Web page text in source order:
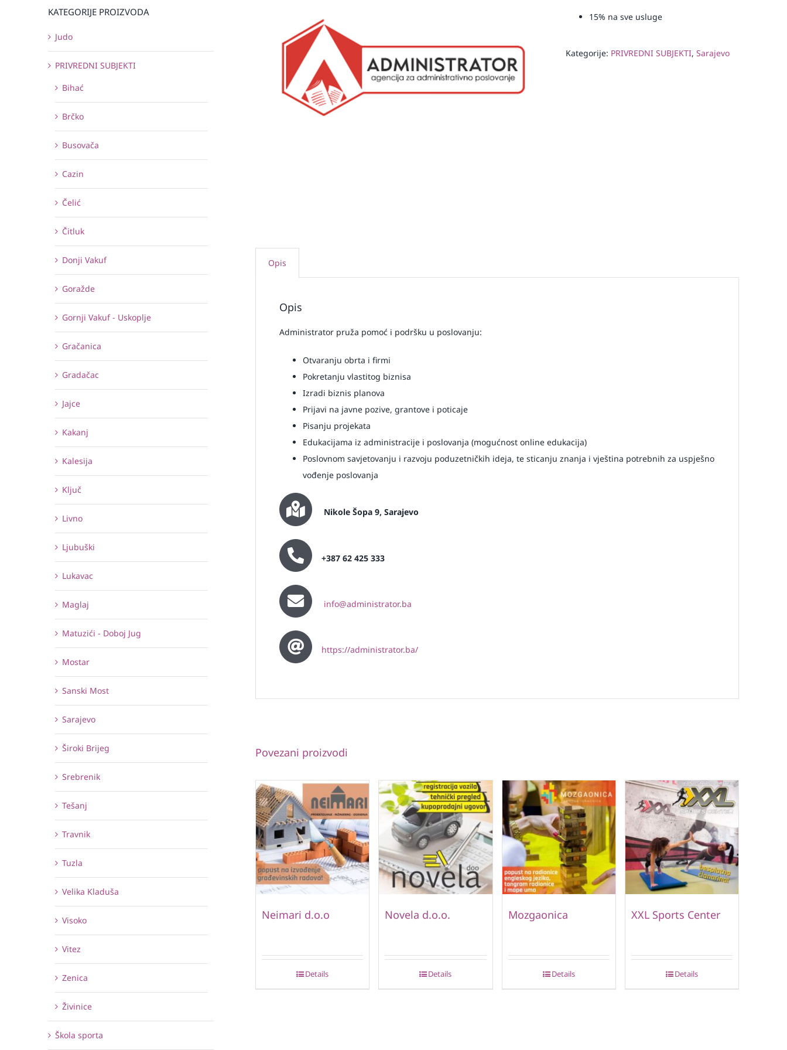
15% na sve usluge
Kategorije: PRIVREDNI SUBJEKTI, Sarajevo
Opis
Opis
Administrator pruža pomoć i podršku u poslovanju:
Otvaranju obrta i firmi
Pokretanju vlastitog biznisa
Izradi biznis planova
Prijavi na javne pozive, grantove i poticaje
Pisanju projekata
Edukacijama iz administracije i poslovanja (mogućnost online edukacija)
Poslovnom savjetovanju i razvoju poduzetničkih ideja, te sticanju znanja i vještina potrebnih za uspješno
vođenje poslovanja
Nikole Šopa 9, Sarajevo
+387 62 425 333
info@administrator.ba
https://administrator.ba/
Povezani proizvodi
Neimari d.o.o
Details
Novela d.o.o.
Details
Mozgaonica
Details
XXL Sports Center
Details
KATEGORIJE PROIZVODA
Judo
PRIVREDNI SUBJEKTI
Bihać
Brčko
Busovača
Cazin
Čelić
Čitluk
Donji Vakuf
Goražde
Gornji Vakuf - Uskoplje
Gračanica
Gradačac
Jajce
Kakanj
Kalesija
Ključ
Livno
Ljubuški
Lukavac
Maglaj
Matuzići - Doboj Jug
Mostar
Sanski Most
Sarajevo
Široki Brijeg
Srebrenik
Tešanj
Travnik
Tuzla
Velika Kladuša
Visoko
Vitez
Zenica
Živinice
Škola sporta